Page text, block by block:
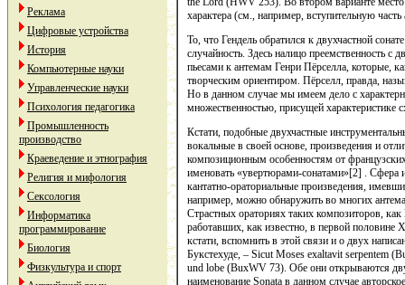
Реклама
Цифровые устройства
История
Компьютерные науки
Управленческие науки
Психология педагогика
Промышленность
производство
Краеведение и этнография
Религия и мифология
Сексология
Информатика
программирование
Биология
Физкультура и спорт
характера (см., например, вступительную
То, что Гендель обратился к двухчастной
случайность. Здесь налицо преемственность
пьесами к антемам Генри Пёрселла, которые,
творческим ориентиром. Пёрселл, правда,
Но в данном случае мы имеем дело с
множественностью, присущей характеристике
Кстати, подобные двухчастные
вокальные в своей основе, произведения и
композиционным особенностям от
именовать «увертюрами-сонатами»[2] . Сфера
кантатно-ораториальные произведения,
например, можно обнаружить во многих
Страстных ораториях таких композиторов,
работавших, как известно, в первой
кстати, вспомнить в этой связи и о двух
Букстехуде, – Sicut Moses exaltavit serpentem
und lobe (BuxWV 73). Обе они открываются
наименование Sonata в данном случае